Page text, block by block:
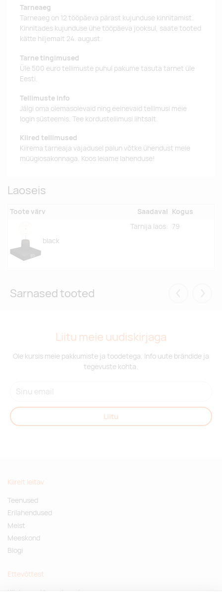
Tarneaeg
Tarneaeg on 12 tööpäeva pärast kujunduse kinnitamist.
Kinnitades kujunduse ühe tööpäeva jooksul, saate tooted
kätte hiljemalt 24. august.
Tarne tingimused
Üle 500 euro tellimuste puhul pakume tasuta tarnet üle
Eesti.
Tellimuste info
Jälgi oma olemasolevaid ning eelnevaid tellimusi meie
login süsteemis. Tee kordustellimusi lihtsalt.
Kiired tellimused
Kiirema tarneaja vajadusel palun võtke ühendust meie
müügiosakonnaga. Koos leiame lahenduse!
Laoseis
Toote värv Saadaval Kogus
black
Tarnija laos: 79
Sarnased tooted
Liitu meie uudiskirjaga
Ole kursis meie pakkumiste ja toodetega. Info uute brändide ja
tegevuste kohta.
Liitu
Kiirelt leitav
Teenused
Erilahendused
Meist
Meeskond
Blogi
Ettevõttest